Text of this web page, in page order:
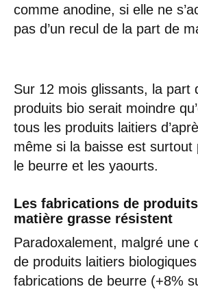
comme anodine, si elle ne
pas d’un recul de la part de
Sur 12 mois glissants, la part
produits bio serait moindre
tous les produits laitiers
même si la baisse est surtout
le beurre et les yaourts.
Les fabrications de
matière grasse résistent
Paradoxalement, malgré une
de produits laitiers
fabrications de beurre (+8%